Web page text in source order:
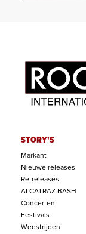
STORY'S
Markant
Nieuwe releases
Re-releases
ALCATRAZ BASH
Concerten
Festivals
Wedstrijden